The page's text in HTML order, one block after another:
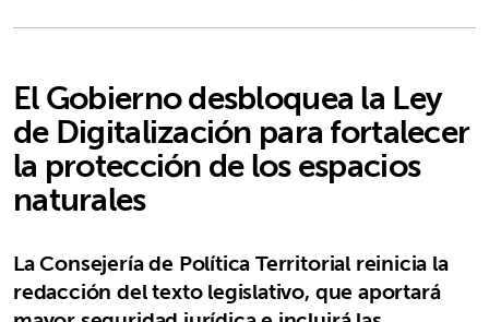
El Gobierno desbloquea la Ley
de Digitalización para fortalecer
la protección de los espacios
naturales
La Consejería de Política Territorial reinicia la
redacción del texto legislativo, que aportará